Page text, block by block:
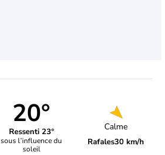
20°
Ressenti 23°
sous l’influence du
soleil
Calme
Rafales30 km/h